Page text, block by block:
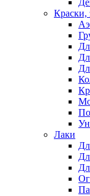
Краски,
Лаки